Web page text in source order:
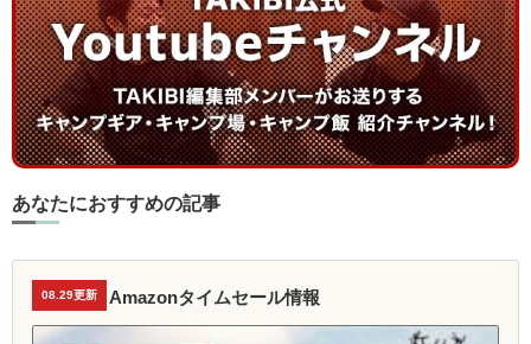
あなたにおすすめの記事
08.29更新 Amazonタイムセール情報